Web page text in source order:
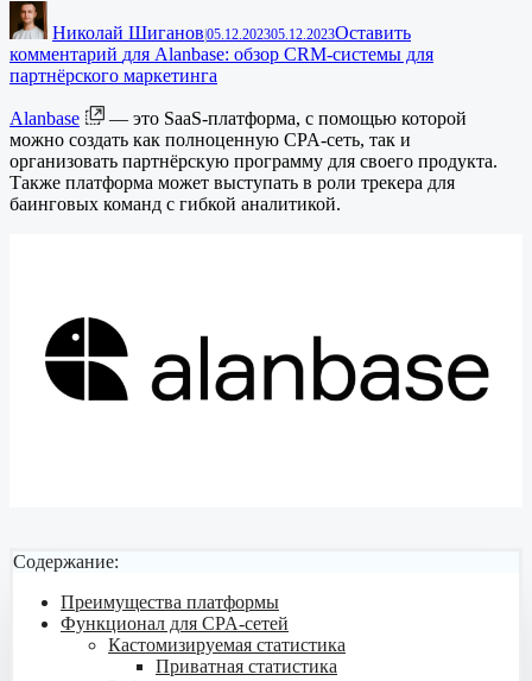
Николай Шиганов|05.12.202305.12.2023Оставить
комментарий для Alanbase: обзор CRM-системы для
партнёрского маркетинга
Alanbase
— это SaaS-платформа, с помощью которой
можно создать как полноценную CPA-сеть, так и
организовать партнёрскую программу для своего продукта.
Также платформа может выступать в роли трекера для
баинговых команд с гибкой аналитикой.
Содержание:
Преимущества платформы
Функционал для CPA-сетей
Кастомизируемая статистика
Приватная статистика